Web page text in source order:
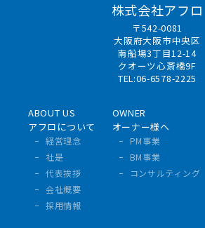
株式会社アフロ
〒542-0081
大阪府大阪市中央区
南船場3丁目12-14
クオーツ心斎橋9F
TEL:06-6578-2225
ABOUT US
アフロについて
経営理念
社是
代表挨拶
会社概要
採用情報
OWNER
オーナー様へ
PM事業
BM事業
コンサルティング